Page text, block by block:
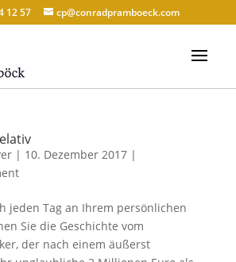
12 57 cp@conradpramboeck.com
| 10. Dezember 2017|
jeden Tag an Ihrem persönlichen
Sie die Geschichte vom
der nach einem äußerst